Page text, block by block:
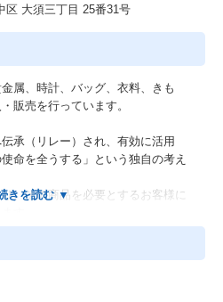
区 大須三丁目 25番31号
属、時計、バッグ、衣料、きも
販売を行っています。
承（リレー）され、有効に活用
命を全うする」という独自の考え
、その商品を必要とするお客様に